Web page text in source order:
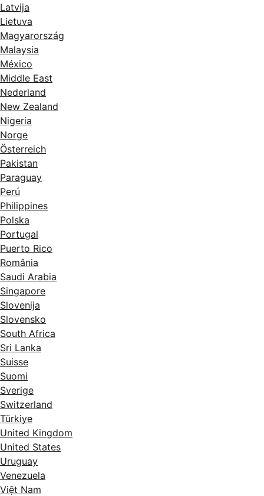
Latvija
Lietuva
Magyarország
Malaysia
México
Middle East
Nederland
New Zealand
Nigeria
Norge
Österreich
Pakistan
Paraguay
Perú
Philippines
Polska
Portugal
Puerto Rico
România
Saudi Arabia
Singapore
Slovenija
Slovensko
South Africa
Sri Lanka
Suisse
Suomi
Sverige
Switzerland
Türkiye
United Kingdom
United States
Uruguay
Venezuela
Việt Nam